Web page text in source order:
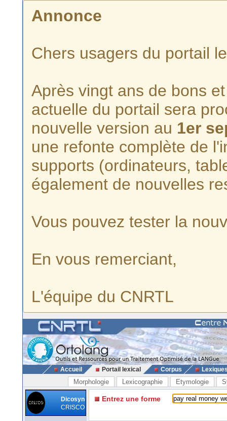
Annonce
Chers usagers du portail
Après vingt ans de bons
actuelle du portail sera
nouvelle version au 1er
une refonte complète de
supports (ordinateurs,
également de nouvelles
Vous pouvez tester la
En vous remerciant,
L'équipe du CNRTL
Accueil Portail lexical Corpus
Morphologie Lexicographie Etymologie
Dicosyn
CRISCO
Entrez une forme